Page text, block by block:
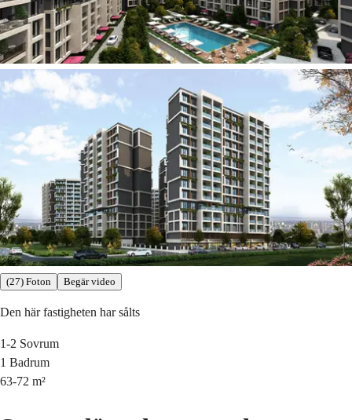
(27) Foton Begär video
Den här fastigheten har sålts
1-2 Sovrum
1 Badrum
63-72 m²